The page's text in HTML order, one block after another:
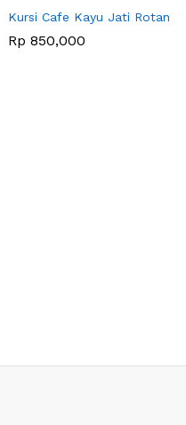
Kursi Cafe Kayu Jati Rotan
Rp 850,000
Rp 850,000